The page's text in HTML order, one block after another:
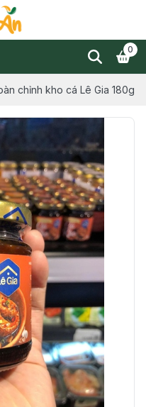
0
chỉnh kho cá Lê Gia 180g